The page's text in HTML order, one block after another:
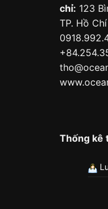
chỉ: 123
TP. Hồ
Thống kê